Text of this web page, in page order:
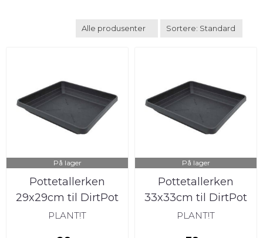
På lager
Pottetallerken
29x29cm til DirtPot
12L
PLANT!T
På lager
Pottetallerken
33x33cm til DirtPot
17L
PLANT!T